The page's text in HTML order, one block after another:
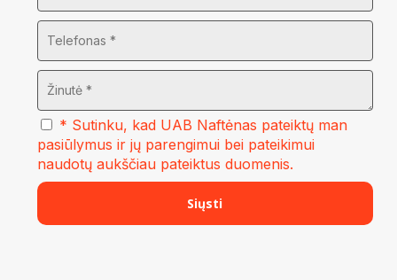
* Sutinku, kad UAB Naftėnas pateiktų man
pasiūlymus ir jų parengimui bei pateikimui
naudotų aukščiau pateiktus duomenis.